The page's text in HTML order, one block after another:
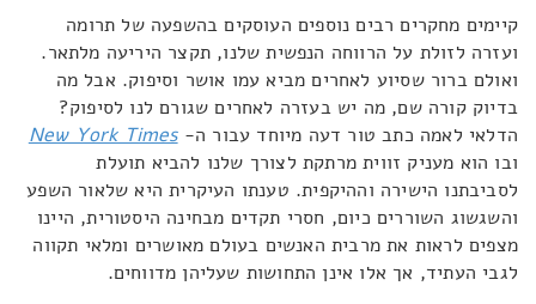
קיימים מחקרים רבים נוספים העוסקים בהשפעה של תרומה
ועזרה לזולת על הרווחה הנפשית שלנו, תקצר היריעה מלתאר.
ואולם ברור שסיוע לאחרים מביא עמו אושר וסיפוק. אבל מה
בדיוק קורה שם, מה יש בעזרה לאחרים שגורם לנו לסיפוק?
הדלאי לאמה כתב טור דעה מיוחד עבור ה-New York Times
ובו הוא מעניק זווית מרתקת לצורך שלנו להביא תועלת
לסביבתנו הישירה וההיקפית. טענתו העיקרית היא שלאור השפע
והשגשוג השוררים כיום, חסרי תקדים מבחינה היסטורית, היינו
מצפים לראות את מרבית האנשים בעולם מאושרים ומלאי תקווה
לגבי העתיד, אך אלו אינן התחושות שעליהן מדווחים.